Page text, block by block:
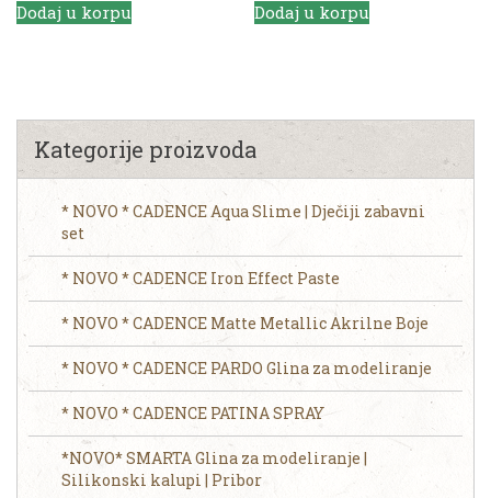
Dodaj u korpu Dodaj u korpu
Kategorije proizvoda
* NOVO * CADENCE Aqua Slime | Dječiji zabavni
set
* NOVO * CADENCE Iron Effect Paste
* NOVO * CADENCE Matte Metallic Akrilne Boje
* NOVO * CADENCE PARDO Glina za modeliranje
* NOVO * CADENCE PATINA SPRAY
*NOVO* SMARTA Glina za modeliranje |
Silikonski kalupi | Pribor